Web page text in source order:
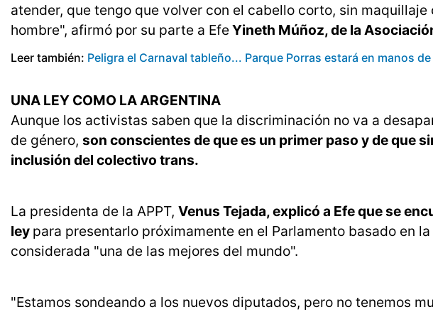
atender, que tengo que volver con el cabello corto, sin
hombre", afirmó por su parte a EfeYineth Múñoz, de la
Leer también: Peligra el Carnaval tableño... Parque Porras estará en manos
UNA LEY COMO LA ARGENTINA
Aunque los activistas saben que la discriminación no va a
de género, son conscientes de que es un primer paso y de que
inclusión del colectivo trans.
La presidenta de la APPT, Venus Tejada, explicó a Efe que se
ley para presentarlo próximamente en el Parlamento basado en
considerada "una de las mejores del mundo".
"Estamos sondeando a los nuevos diputados, pero no tenemos